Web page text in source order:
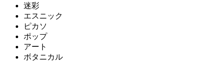
迷彩
エスニック
ピカソ
ポップ
アート
ボタニカル